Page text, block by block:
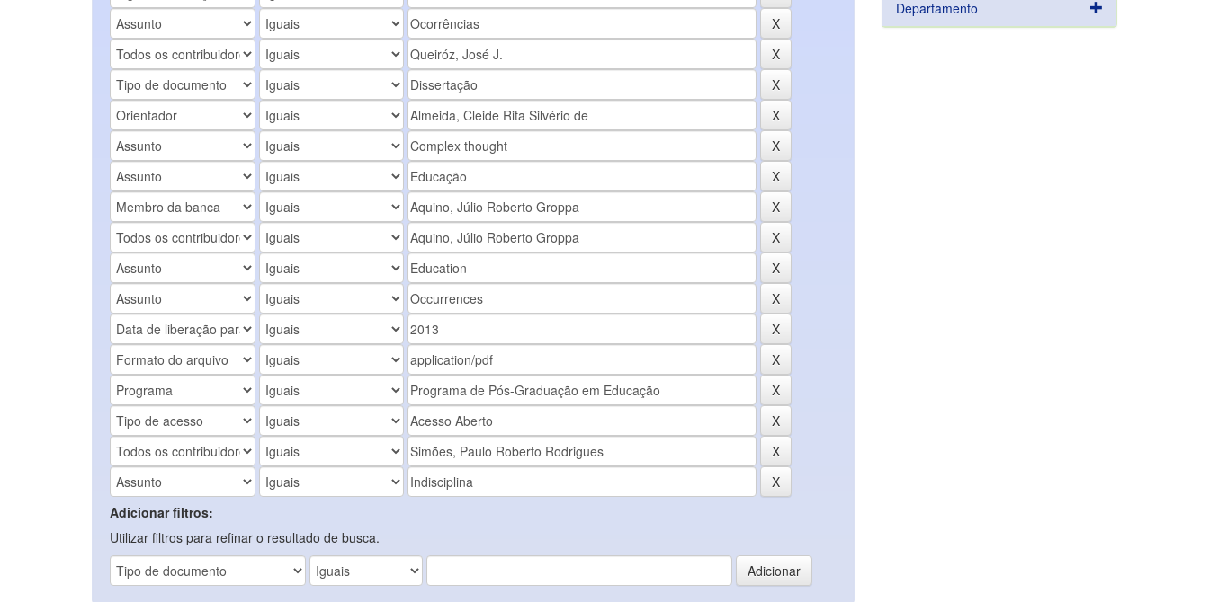
Adicionar filtros:
Utilizar filtros para refinar o resultado de busca.
Departamento